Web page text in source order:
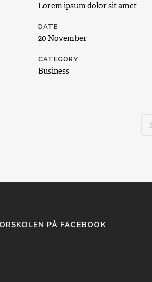
Lorem ipsum dolor sit amet
DATE
20 November
CATEGORY
Business
PÅ FACEBOOK